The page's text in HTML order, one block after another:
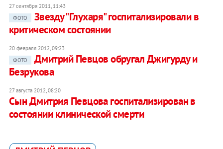
27 сентября 2011, 11:43
ФОТО
Звезду "Глухаря" госпитализировали в
критическом состоянии
20 февраля 2012, 09:23
ФОТО
Дмитрий Певцов обругал Джигурду и
Безрукова
27 августа 2012, 08:20
Cын Дмитрия Певцова госпитализирован в
состоянии клинической смерти